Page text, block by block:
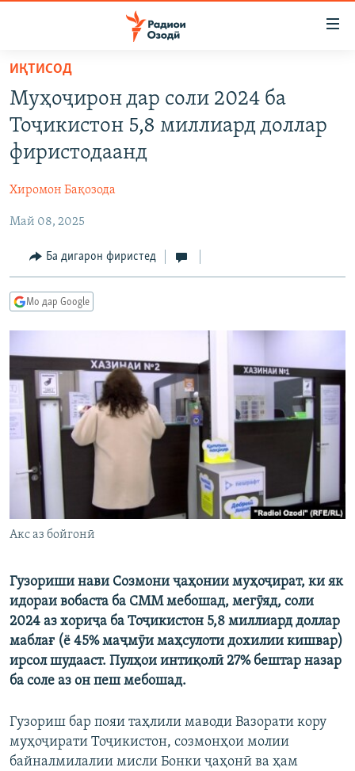
Ҷаҳиш
мояи
аслӣ
Ҷаҳиш
ба
феҳристи
аслӣ
Ҷаҳиш
ҷустор
СИЁСАТ
ҚАЗИЯИ "КРОКУС"
ОСИЁИ МАРКАЗӢ
ФАРҲАНГ
ВАРЗИШ
ГАПИ ОЗОД
РӮЗГОРИ МУҲОҶИР
ТАҲҚИҚОТ
ҶАНГ ДАР УКРАИНА
НАЗАРИ МАРДУМ
ОЗОДӢ ОНЛАЙН
ВИДЕО
ГУЗОРИШҲОИ РАДИОӢ
РӮЙХАТҲО
Русский
ПАЙГИРӢ КУНЕД
Ҳамаи сомонаҳои RFE/RL
ИҚТИСОД
Муҳоҷирон дар соли 2024 ба
Тоҷикистон 5,8 миллиард доллар
фиристодаанд
Хиромон Бақозода
Май 08, 2025
Ба дигарон фиристед
Мо дар Google
Акс аз бойгонӣ
Гузориши нави Созмони ҷаҳонии муҳоҷират, ки як
идораи вобаста ба СММ мебошад, мегӯяд, соли
2024 аз хориҷа ба Тоҷикистон 5,8 миллиард доллар
маблағ (ё 45% маҷмӯи маҳсулоти дохилии кишвар)
ирсол шудааст. Пулҳои интиқолӣ 27% бештар назар
ба соле аз он пеш мебошад.
Гузориш бар пояи таҳлили маводи Вазорати кору
муҳоҷирати Тоҷикистон, созмонҳои молии
байналмилалии мисли Бонки ҷаҳонӣ ва ҳам